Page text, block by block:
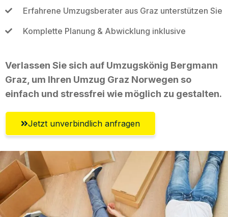
Erfahrene Umzugsberater aus Graz unterstützen Sie
Komplette Planung & Abwicklung inklusive
Verlassen Sie sich auf Umzugskönig Bergmann
Graz, um Ihren Umzug Graz Norwegen so
einfach und stressfrei wie möglich zu gestalten.
Jetzt unverbindlich anfragen